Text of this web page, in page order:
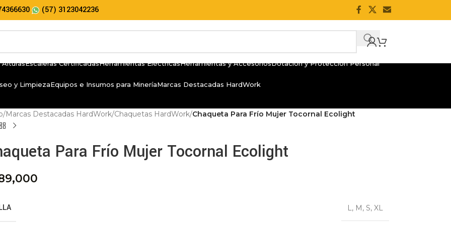
(57) 3123042236
Escaleras CertificadasHerramientas EléctricasHerramientas y AccesoriosDotación y Protección Personal
y LimpiezaEquipos e Insumos para MineríaMarcas Destacadas HardWork
/Marcas Destacadas HardWork/Chaquetas HardWork/Chaqueta Para Frío Mujer Tocornal Ecolight
Para Frío Mujer Tocornal Ecolight
L, M, S,XL